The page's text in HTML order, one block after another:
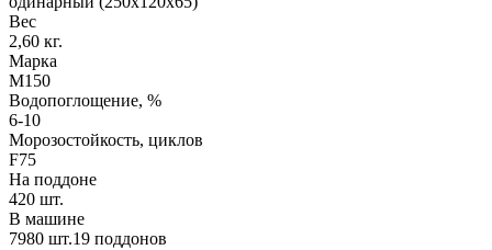
Вес
2,60 кг.
Марка
М150
Водопоглощение, %
6-10
Морозостойкость, циклов
F75
На поддоне
420 шт.
В машине
7980 шт.19 поддонов